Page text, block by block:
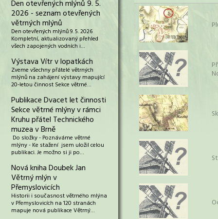
Den otevřených mlýnů 9. 5.
2026 - seznam otevřených
větrných mlýnů
Den otevřených mlýnů 9. 5. 2026
Kompletní, aktualizovaný přehled
všech zapojených vodních i…
Výstava Vítr v lopatkách
Zveme všechny přátelé větrných
mlýnů na zahájení výstavy mapující
20-letou činnost Sekce větrné…
Publikace Dvacet let činnosti
Sekce větrné mlýny v rámci
Kruhu přátel Technického
muzea v Brně
Do složky - Poznáváme větrné
mlýny - Ke stažení jsem uložil celou
publikaci. Je možno si ji po…
Nová kniha Doubek Jan
Větrný mlýn v
Přemyslovicích
Historii i současnost větrného mlýna
v Přemyslovicích na 120 stranách
mapuje nová publikace Větrný…